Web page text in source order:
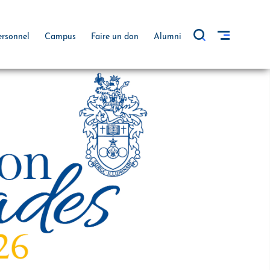
Campus Faire un don Alumni